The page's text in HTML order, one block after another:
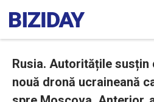
Rusia. Autoritățile susțin
nouă dronă ucraineană